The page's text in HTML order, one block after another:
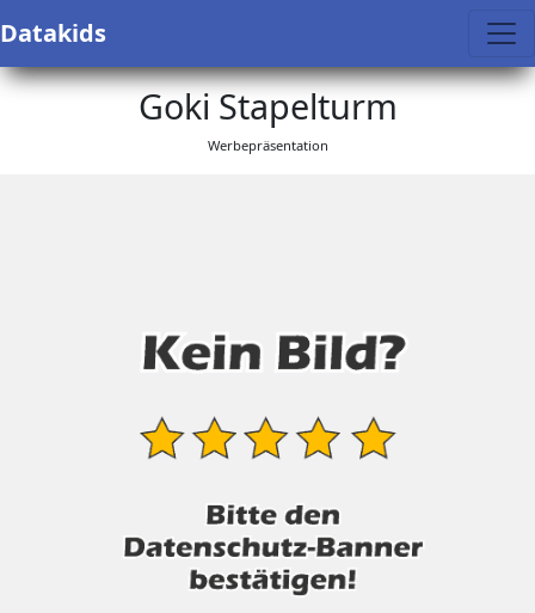
Datakids
Goki Stapelturm
Werbepräsentation